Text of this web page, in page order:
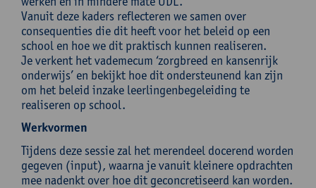
Vanuit deze kaders reflecteren we samen over
consequenties die dit heeft voor het beleid op een
school en hoe we dit praktisch kunnen realiseren.
Je verkent het vademecum ‘zorgbreed en kansenrijk
onderwijs’ en bekijkt hoe dit ondersteunend kan zijn
om het beleid inzake leerlingenbegeleiding te
realiseren op school.
Werkvormen
Tijdens deze sessie zal het merendeel docerend worden
gegeven (input), waarna je vanuit kleinere opdrachten
mee nadenkt over hoe dit geconcretiseerd kan worden.